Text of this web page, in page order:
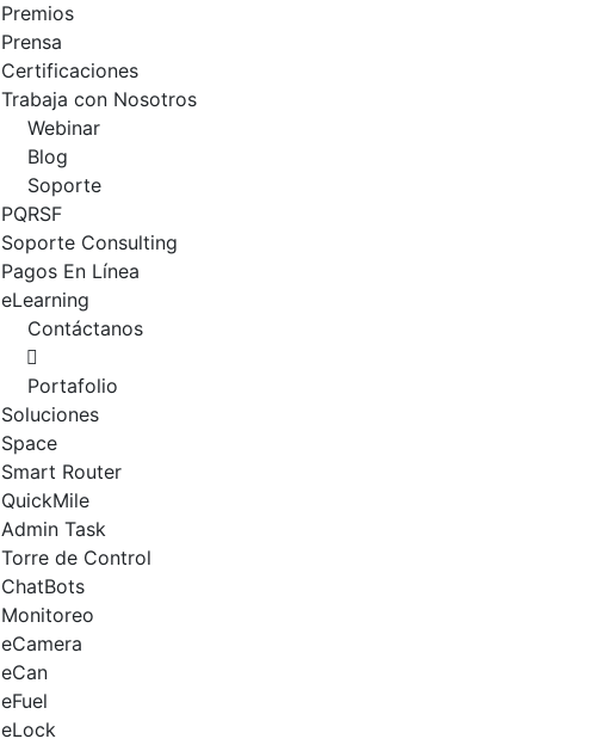
Premios
Prensa
Certificaciones
Trabaja con Nosotros
Webinar
Blog
Soporte
PQRSF
Soporte Consulting
Pagos En Línea
eLearning
Contáctanos
Portafolio
Soluciones
Space
Smart Router
QuickMile
Admin Task
Torre de Control
ChatBots
Monitoreo
eCamera
eCan
eFuel
eLock